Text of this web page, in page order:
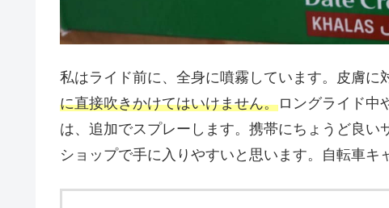
私はライド前に、全身に噴霧しています。皮膚に
に直接吹きかけてはいけません。ロングライド中
は、追加でスプレーします。携帯にちょうど良
ショップで手に入りやすいと思います。自転車キ